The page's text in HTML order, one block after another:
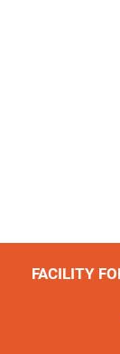
FACILITY